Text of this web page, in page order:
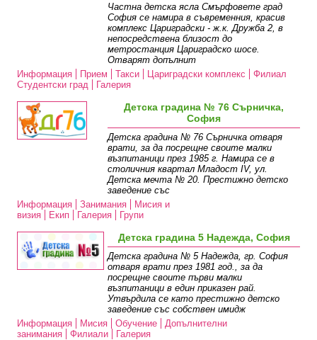
Частна детска ясла Смърфовете град
София се намира в съвременния, красив
комплекс Цариградски - ж.к. Дружба 2, в
непосредствена близост до
метростанция Цариградско шосе.
Отварят допълнит
Информация
Прием Такси Цариградски комплекс
Филиал
Студентски град
Галерия
Детска градина № 76 Сърничка,
София
Детска градина № 76 Сърничка отваря
врати, за да посрещне своите малки
възпитаници през 1985 г. Намира се в
столичния квартал Младост IV, ул.
Детска мечта № 20. Престижно детско
заведение със
Информация
Занимания
Мисия и
визия
Екип Галерия Групи
Детска градина 5 Надежда, София
Детска градина № 5 Надежда, гр. София
отваря врати през 1981 год., за да
посрещне своите първи малки
възпитаници в един приказен рай.
Утвърдила се като престижно детско
заведение със собствен имидж
Информация
Мисия Обучение
Допълнителни
занимания
Филиали Галерия